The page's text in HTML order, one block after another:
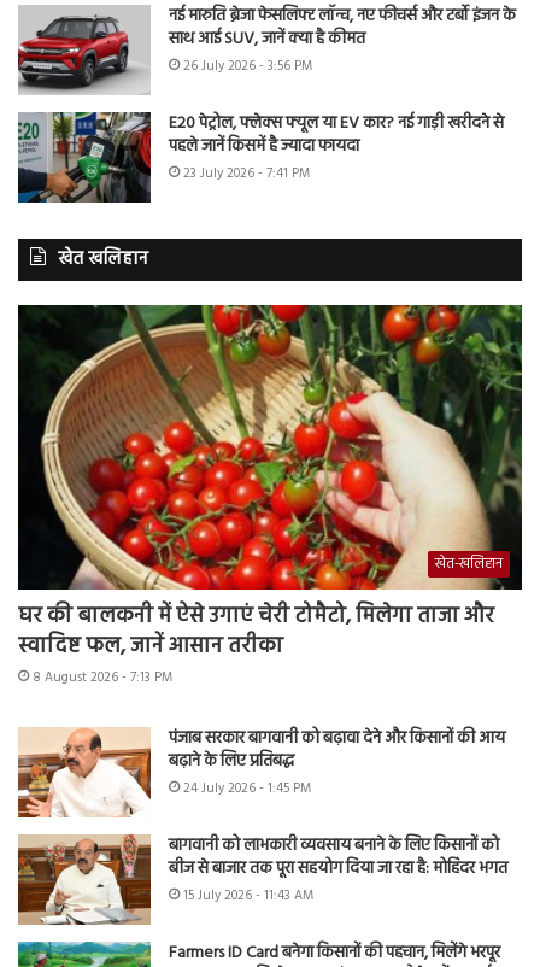
नई मारुति ब्रेजा फेसलिफ्ट लॉन्च, नए फीचर्स और टर्बो इंजन के
साथ आई SUV, जानें क्या है कीमत
26 July 2026 - 3:56 PM
E20 पेट्रोल, फ्लेक्स फ्यूल या EV कार? नई गाड़ी खरीदने से
पहले जानें किसमें है ज्यादा फायदा
23 July 2026 - 7:41 PM
खेत खलिहान
खेत-खलिहान
घर की बालकनी में ऐसे उगाएं चेरी टोमैटो, मिलेगा ताजा और
स्वादिष्ट फल, जानें आसान तरीका
8 August 2026 - 7:13 PM
पंजाब सरकार बागवानी को बढ़ावा देने और किसानों की आय
बढ़ाने के लिए प्रतिबद्ध
24 July 2026 - 1:45 PM
बागवानी को लाभकारी व्यवसाय बनाने के लिए किसानों को
बीज से बाजार तक पूरा सहयोग दिया जा रहा है: मोहिंदर भगत
15 July 2026 - 11:43 AM
Farmers ID Card बनेगा किसानों की पहचान, मिलेंगे भरपूर